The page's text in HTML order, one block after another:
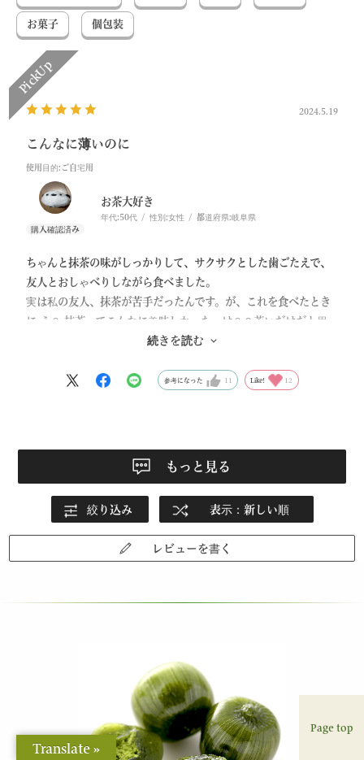
Page top
お菓子 個包装
2024.5.19
こんなに薄いのに
使用目的:ご自宅用
お茶大好き
年代: 50代 性別:女性 都道府県:岐阜県
ちゃんと抹茶の味がしっかりして、サクサクとした歯ごたえで、
友人とおしゃべりしながら食べました。
実は私の友人、抹茶が苦手だったんです。が、これを食べたとき
に え？ 抹茶ってこんなに美味しかったっけ？？苦いだけだと思
ってたって言ってたのを、今でも思い出します。スイーツにする
止まらなかったことも記憶に残っています。
続きを読む
参考になった 11 Like! 12
もっと見る
絞り込み 表示：新しい順
レビューを書く
Translate »